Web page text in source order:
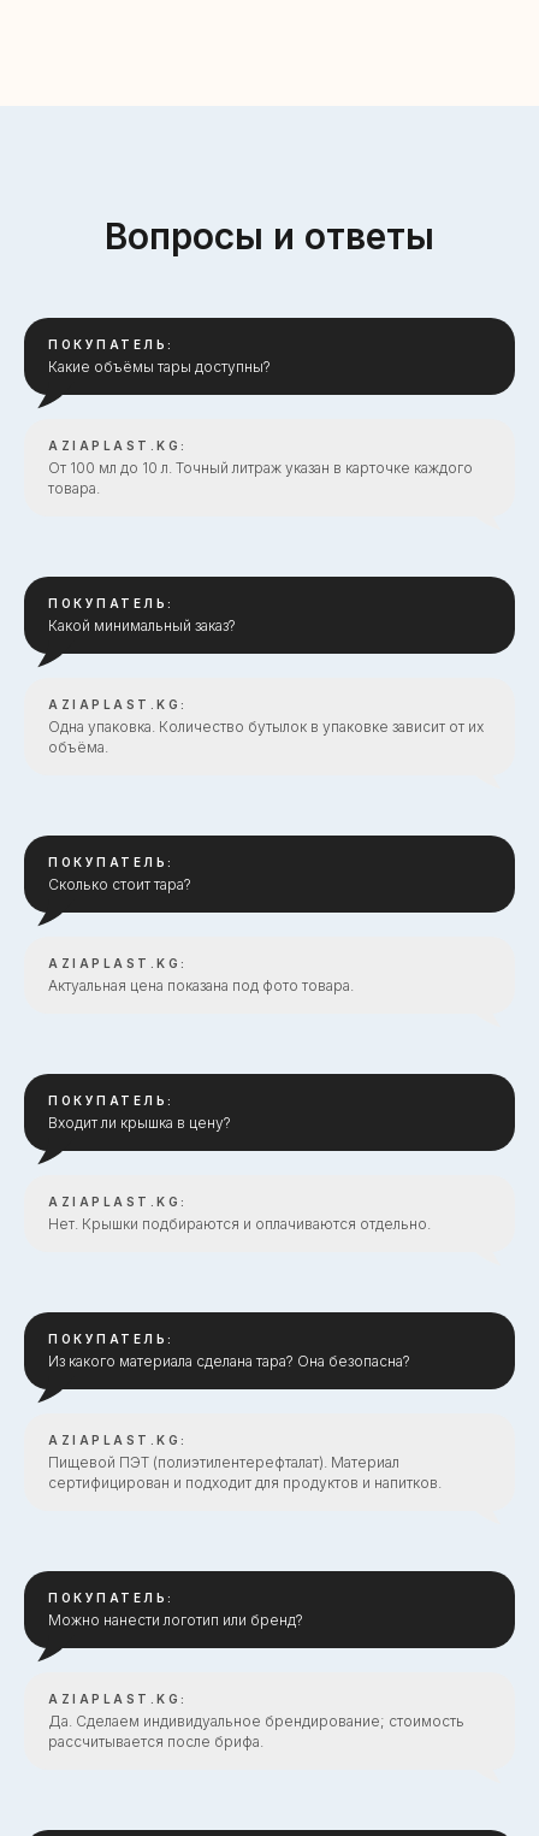
Вопросы и ответы
ПОКУПАТЕЛЬ:
Какие объёмы тары доступны?
AZIAPLAST.KG:
От 100 мл до 10 л. Точный литраж указан в карточке каждого
товара.
ПОКУПАТЕЛЬ:
Какой минимальный заказ?
AZIAPLAST.KG:
Одна упаковка. Количество бутылок в упаковке зависит от их
объёма.
ПОКУПАТЕЛЬ:
Сколько стоит тара?
AZIAPLAST.KG:
Актуальная цена показана под фото товара.
ПОКУПАТЕЛЬ:
Входит ли крышка в цену?
AZIAPLAST.KG:
Нет. Крышки подбираются и оплачиваются отдельно.
ПОКУПАТЕЛЬ:
Из какого материала сделана тара? Она безопасна?
AZIAPLAST.KG:
Пищевой ПЭТ (полиэтилентерефталат). Материал
сертифицирован и подходит для продуктов и напитков.
ПОКУПАТЕЛЬ:
Можно нанести логотип или бренд?
AZIAPLAST.KG:
Да. Сделаем индивидуальное брендирование; стоимость
рассчитывается после брифа.